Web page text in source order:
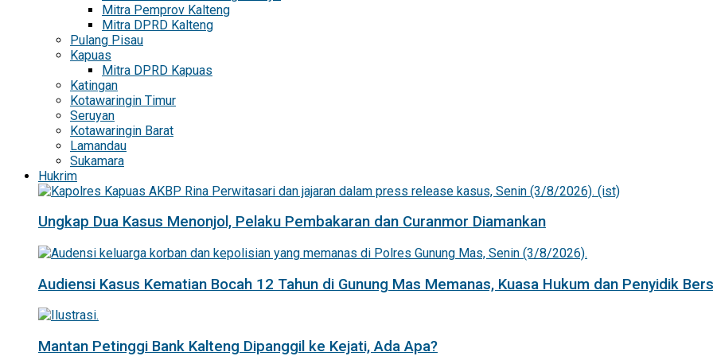
Mitra Pemprov Kalteng
Mitra DPRD Kalteng
Pulang Pisau
Kapuas
Mitra DPRD Kapuas
Katingan
Kotawaringin Timur
Seruyan
Kotawaringin Barat
Lamandau
Sukamara
Hukrim
Ungkap Dua Kasus Menonjol, Pelaku Pembakaran dan Curanmor Diamankan
Audiensi Kasus Kematian Bocah 12 Tahun di Gunung Mas Memanas, Kuasa Hukum dan Penyidik
Mantan Petinggi Bank Kalteng Dipanggil ke Kejati, Ada Apa?